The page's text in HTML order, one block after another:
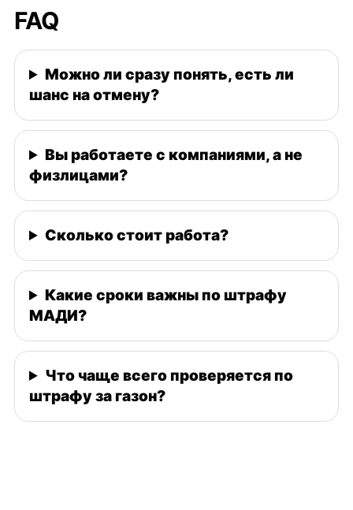
FAQ
Можно ли сразу понять, есть ли
шанс на отмену?
Вы работаете с компаниями, а не
физлицами?
Сколько стоит работа?
Какие сроки важны по штрафу
МАДИ?
Что чаще всего проверяется по
штрафу за газон?